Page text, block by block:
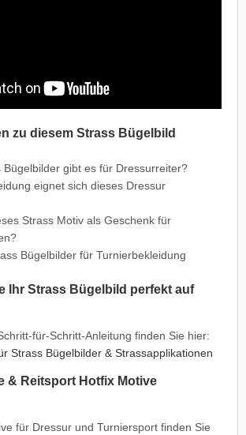
zu diesem Strass Bügelbild
Bügelbilder gibt es für Dressurreiter?
eignet sich dieses Dressur
Strass Motiv als Geschenk für
Bügelbilder für Turnierbekleidung
Ihr Strass Bügelbild perfekt auf
für-Schritt-Anleitung finden Sie hier:
Strass Bügelbilder & Strassapplikationen
& Reitsport Hotfix Motive
für Dressur und Turniersport finden Sie